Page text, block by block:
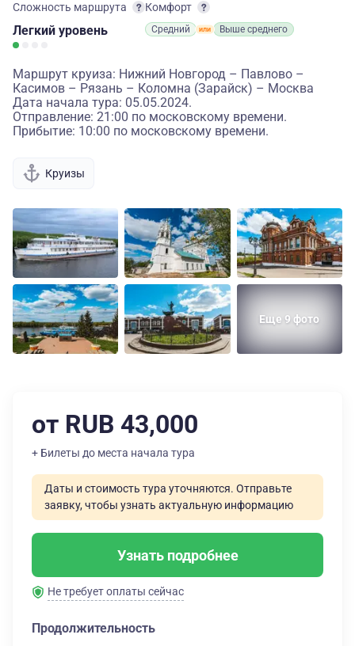
Сложность маршрута
Легкий уровень
Комфорт
Средний Выше среднего
Маршрут круиза: Нижний Новгород – Павлово –
Касимов – Рязань – Коломна (Зарайск) – Москва
Дата начала тура: 05.05.2024.
Отправление: 21:00 по московскому времени.
Прибытие: 10:00 по московскому времени.
Круизы
Еще 9 фото
от RUB 43,000
+ Билеты до места начала тура
Даты и стоимость тура уточняются. Отправьте
заявку, чтобы узнать актуальную информацию
Узнать подробнее
Не требует оплаты сейчас
Продолжительность